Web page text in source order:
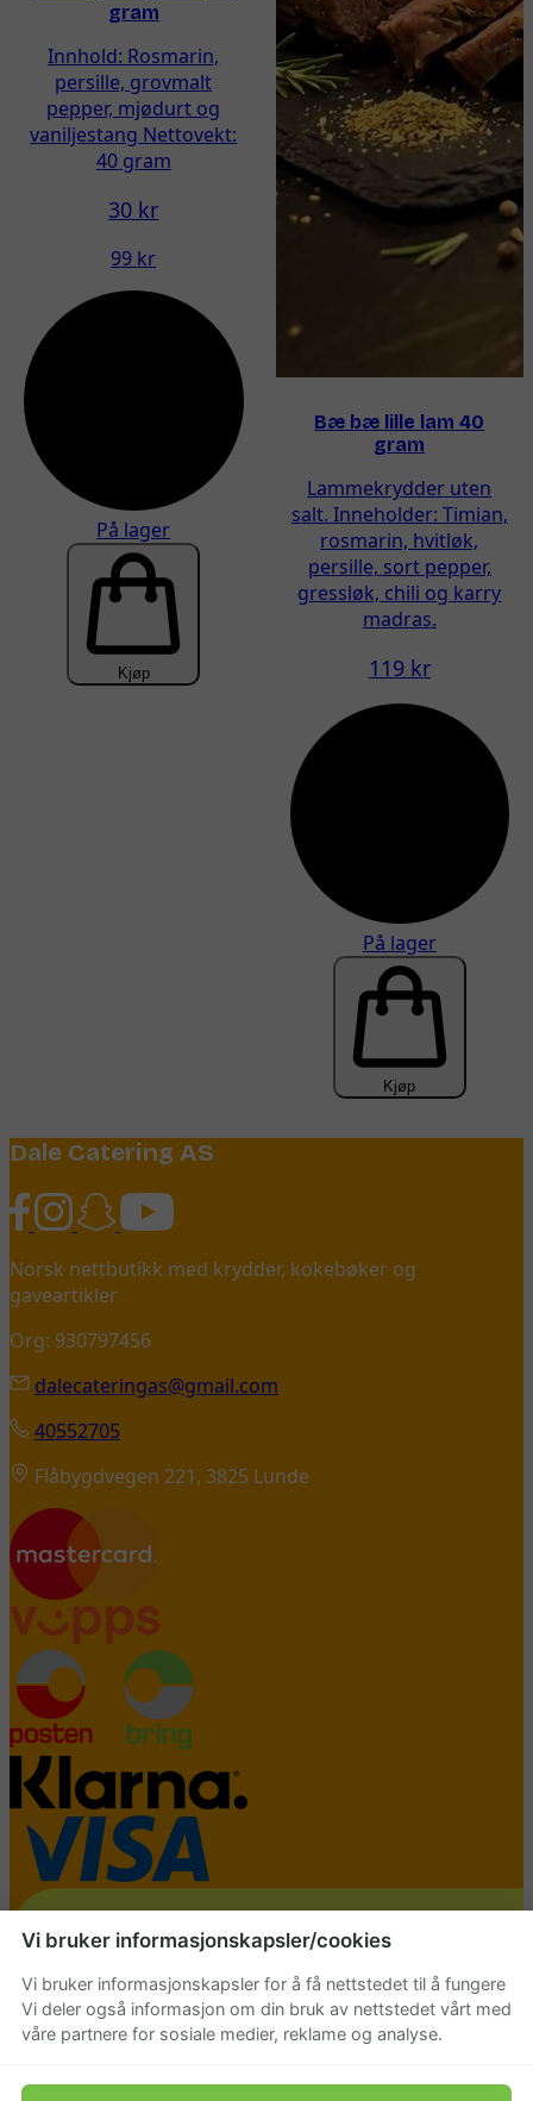
gram
Innhold: Rosmarin,
persille, grovmalt
pepper, mjødurt og
vaniljestang Nettovekt:
40 gram
30 kr
99 kr
På lager
Kjøp
Bæ bæ lille lam 40
gram
Lammekrydder uten
salt. Inneholder: Timian,
rosmarin, hvitløk,
persille, sort pepper,
gressløk, chili og karry
madras.
119 kr
På lager
Kjøp
Dale Catering AS
Norsk nettbutikk med krydder, kokebøker og
gaveartikler
Org: 930797456
dalecateringas@gmail.com
40552705
Flåbygdvegen 221, 3825 Lunde
Vi bruker informasjonskapsler/cookies
Vi bruker informasjonskapsler for å få nettstedet til å fungere
Vi deler også informasjon om din bruk av nettstedet vårt med
våre partnere for sosiale medier, reklame og analyse.